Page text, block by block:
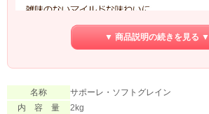
▼ 商品説明の続きを見る ▼
名称
サポーレ・ソフトグレイン
内 容 量
2kg